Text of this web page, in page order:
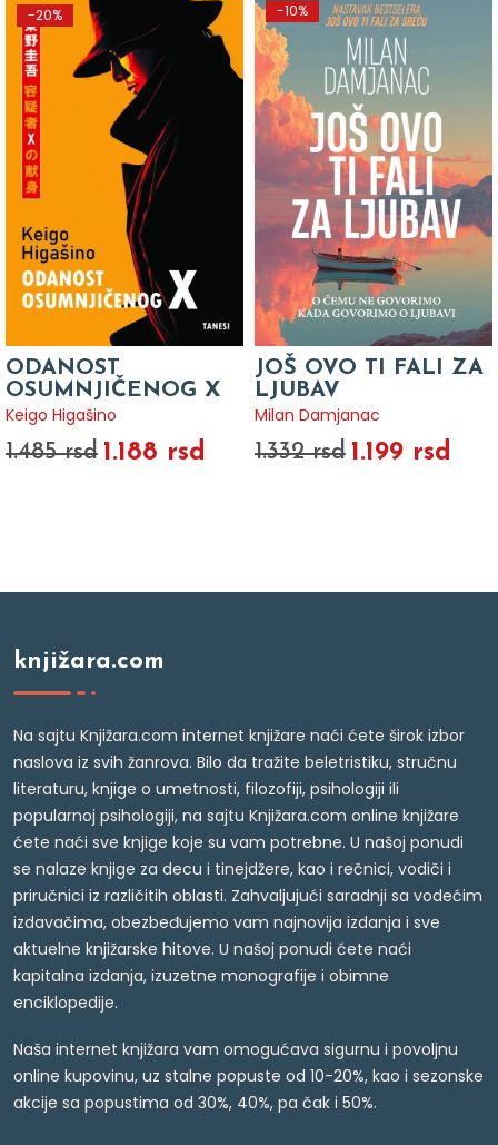
-20%
ODANOST
OSUMNJIČENOG X
Keigo Higašino
1.485 rsd 1.188 rsd
-10%
JOŠ OVO TI FALI ZA
LJUBAV
Milan Damjanac
1.332 rsd 1.199 rsd
knjižara.com
Na sajtu Knjižara.com internet knjižare naći ćete širok izbor
naslova iz svih žanrova. Bilo da tražite beletristiku, stručnu
literaturu, knjige o umetnosti, filozofiji, psihologiji ili
popularnoj psihologiji, na sajtu Knjižara.com online knjižare
ćete naći sve knjige koje su vam potrebne. U našoj ponudi
se nalaze knjige za decu i tinejdžere, kao i rečnici, vodiči i
priručnici iz različitih oblasti. Zahvaljujući saradnji sa vodećim
izdavačima, obezbeđujemo vam najnovija izdanja i sve
aktuelne knjižarske hitove. U našoj ponudi ćete naći
kapitalna izdanja, izuzetne monografije i obimne
enciklopedije.
Naša internet knjižara vam omogućava sigurnu i povoljnu
online kupovinu, uz stalne popuste od 10-20%, kao i sezonske
akcije sa popustima od 30%, 40%, pa čak i 50%.